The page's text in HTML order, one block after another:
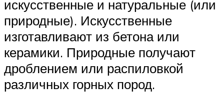
искусственные и натуральные (или
природные). Искусственные
изготавливают из бетона или
керамики. Природные получают
дроблением или распиловкой
различных горных пород.